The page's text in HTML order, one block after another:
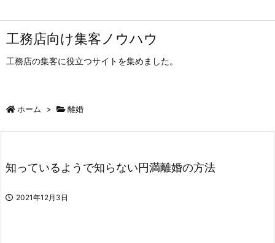
工務店向け集客ノウハウ
工務店の集客に役立つサイトを集めました。
ホーム > 離婚
知っているようで知らない円満離婚の方法
2021年12月3日